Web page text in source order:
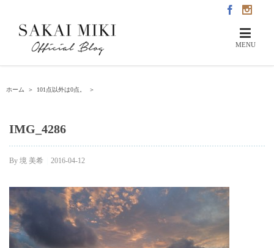
ホーム ＞ 101点以外は0点。 ＞
IMG_4286
By 境 美希 2016-04-12